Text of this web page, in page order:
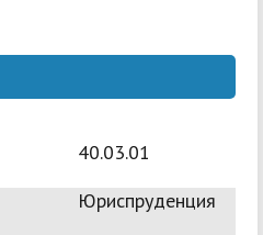
40.03.01
Юриспруденция